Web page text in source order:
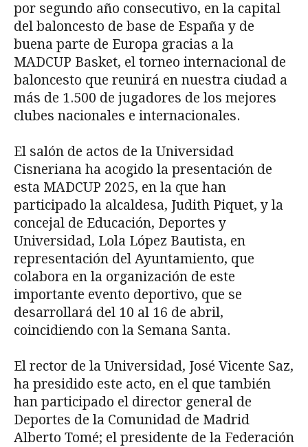
por segundo año consecutivo, en la capital
del baloncesto de base de España y de
buena parte de Europa gracias a la
MADCUP Basket, el torneo internacional de
baloncesto que reunirá en nuestra ciudad a
más de 1.500 de jugadores de los mejores
clubes nacionales e internacionales.
El salón de actos de la Universidad
Cisneriana ha acogido la presentación de
esta MADCUP 2025, en la que han
participado la alcaldesa, Judith Piquet, y la
concejal de Educación, Deportes y
Universidad, Lola López Bautista, en
representación del Ayuntamiento, que
colabora en la organización de este
importante evento deportivo, que se
desarrollará del 10 al 16 de abril,
coincidiendo con la Semana Santa.
El rector de la Universidad, José Vicente Saz,
ha presidido este acto, en el que también
han participado el director general de
Deportes de la Comunidad de Madrid
Alberto Tomé; el presidente de la Federación